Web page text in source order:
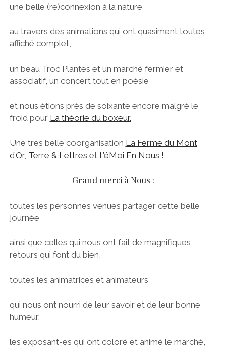
une belle (re)connexion à la nature
au travers des animations qui ont quasiment toutes
affiché complet,
un beau Troc Plantes et un marché fermier et
associatif, un concert tout en poésie
et nous étions près de soixante encore malgré le
froid pour La théorie du boxeur.
Une très belle coorganisation La Ferme du Mont
d’Or, Terre & Lettres et L’éMoi En Nous !
Grand merci à Nous :
toutes les personnes venues partager cette belle
journée
ainsi que celles qui nous ont fait de magnifiques
retours qui font du bien,
toutes les animatrices et animateurs
qui nous ont nourri de leur savoir et de leur bonne
humeur,
les exposant-es qui ont coloré et animé le marché,